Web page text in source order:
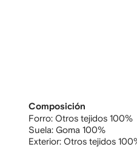
Composición
Forro: Otros tejidos 100%
Suela: Goma 100%
Exterior: Otros tejidos